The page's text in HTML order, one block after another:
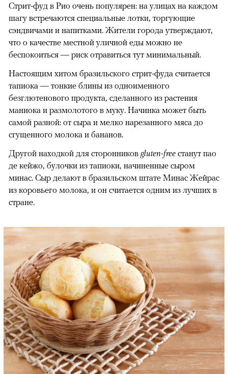
Стрит-фуд в Рио очень популярен: на улицах на каждом
шагу встречаются специальные лотки, торгующие
сэндвичами и напитками. Жители города утверждают,
что о качестве местной уличной еды можно не
беспокоиться — риск отравиться тут минимальный.
Настоящим хитом бразильского стрит-фуда считается
тапиока — тонкие блины из одноименного
безглютенового продукта, сделанного из растения
маниока и размолотого в муку. Начинка может быть
самой разной: от сыра и мелко нарезанного мяса до
сгущенного молока и бананов.
Другой находкой для сторонников gluten-free станут пао
де кейжо, булочки из тапиоки, начиненные сыром
минас. Сыр делают в бразильском штате Минас Жейрас
из коровьего молока, и он считается одним из лучших в
стране.